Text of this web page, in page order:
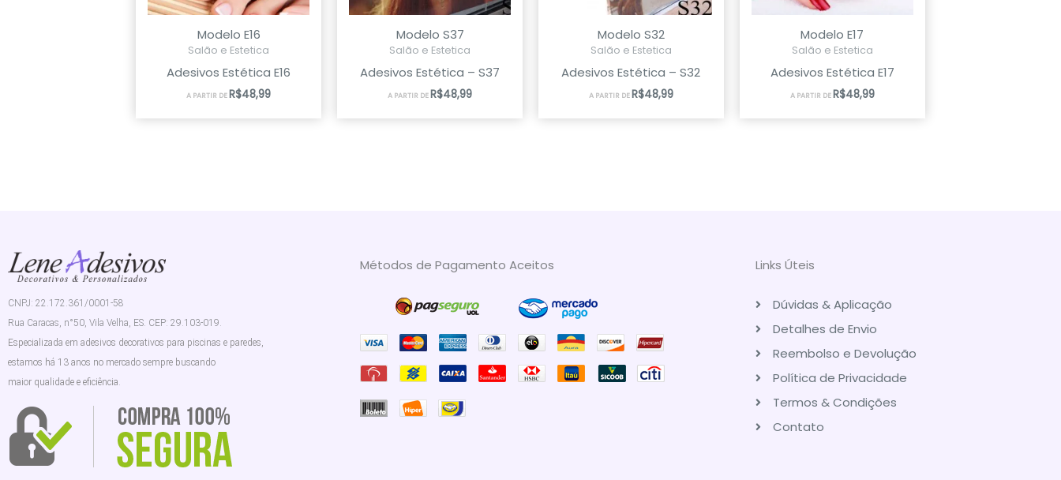
Modelo E16
Salão e Estetica
Adesivos Estética E16
A PARTIR DER$48,99
Modelo S37
Salão e Estetica
Adesivos Estética – S37
A PARTIR DER$48,99
Modelo S32
Salão e Estetica
Adesivos Estética – S32
A PARTIR DER$48,99
Modelo E17
Salão e Estetica
Adesivos Estética E17
A PARTIR DER$48,99
CNPJ: 22.172.361/0001-58
Rua Caracas, n°50, Vila Velha, ES. CEP: 29.103-019.
Especializada em adesivos decorativos para piscinas e paredes,
estamos há 13 anos no mercado sempre buscando
maior qualidade e eficiência.
Métodos de Pagamento Aceitos Links Úteis
Dúvidas & Aplicação
Detalhes de Envio
Reembolso e Devolução
Política de Privacidade
Termos & Condições
Contato